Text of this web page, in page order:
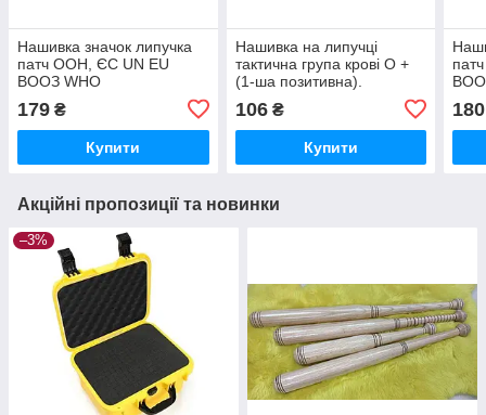
Нашивка значок липучка
патч ООН, ЄС UN EU
ВООЗ WHO
179 ₴
Купити
Нашивка на липучці
тактична група крові О +
(1-ша позитивна).
106₴
Купити
180
Акційні пропозиції та новинки
–3%